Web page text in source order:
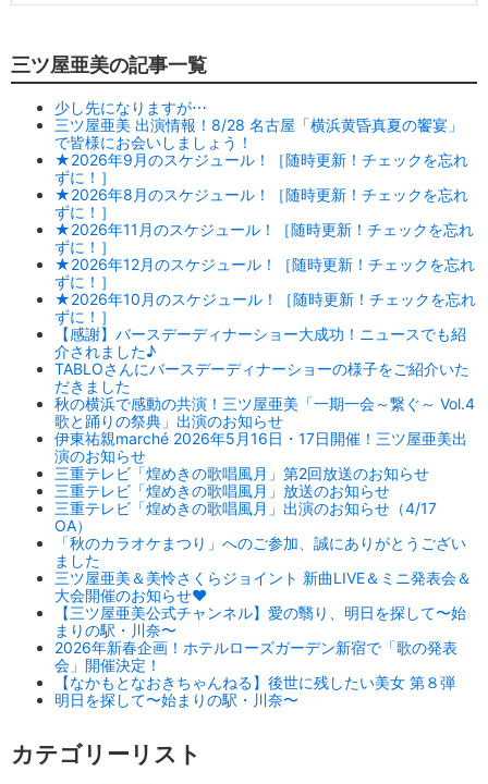
三ツ屋亜美の記事一覧
少し先になりますが⋯
三ツ屋亜美 出演情報！8/28 名古屋「横浜黄昏真夏の饗宴」
で皆様にお会いしましょう！
★2026年9月のスケジュール！［随時更新！チェックを忘れ
ずに！］
★2026年8月のスケジュール！［随時更新！チェックを忘れ
ずに！］
★2026年11月のスケジュール！［随時更新！チェックを忘れ
ずに！］
★2026年12月のスケジュール！［随時更新！チェックを忘れ
ずに！］
★2026年10月のスケジュール！［随時更新！チェックを忘れ
ずに！］
【感謝】バースデーディナーショー大成功！ニュースでも紹
介されました♪
TABLOさんにバースデーディナーショーの様子をご紹介いた
だきました
秋の横浜で感動の共演！三ツ屋亜美「一期一会～繋ぐ～ Vol.4
歌と踊りの祭典」出演のお知らせ
伊東祐親marché 2026年5月16日・17日開催！三ツ屋亜美出
演のお知らせ
三重テレビ「煌めきの歌唱風月」第2回放送のお知らせ
三重テレビ「煌めきの歌唱風月」放送のお知らせ
三重テレビ「煌めきの歌唱風月」出演のお知らせ（4/17
OA）
「秋のカラオケまつり」へのご参加、誠にありがとうござい
ました
三ツ屋亜美＆美怜さくらジョイント 新曲LIVE＆ミニ発表会＆
大会開催のお知らせ♥
【三ツ屋亜美公式チャンネル】愛の翳り、明日を探して〜始
まりの駅・川奈〜
2026年新春企画！ホテルローズガーデン新宿で「歌の発表
会」開催決定！
【なかもとなおきちゃんねる】後世に残したい美女 第８弾
明日を探して〜始まりの駅・川奈〜
カテゴリーリスト